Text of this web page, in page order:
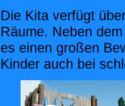
Die Kita verfügt
Räume. Neben
es einen großen
Kinder auch bei